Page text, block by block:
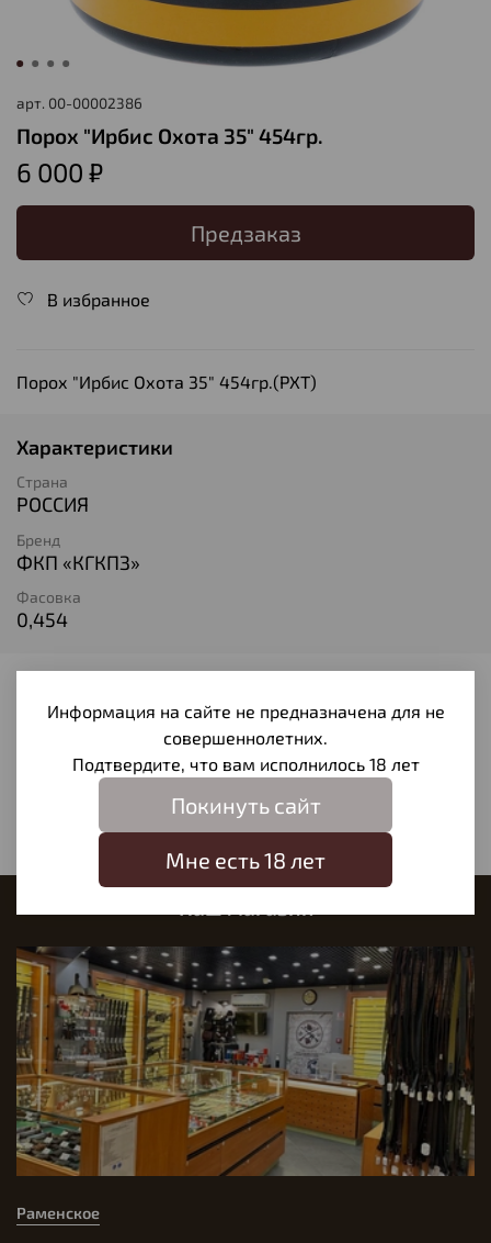
арт. 00-00002386
Порох "Ирбис Охота 35" 454гр.
6 000 ₽
Предзаказ
В избранное
Порох "Ирбис Охота 35" 454гр.(РХТ)
Характеристики
Страна
РОССИЯ
Бренд
ФКП «КГКПЗ»
Фасовка
0,454
Отзывы
Отзывов еще никто не оставлял
Написать отзыв
Раменское
Информация на сайте не предназначена для не
совершеннолетних.
Подтвердите, что вам исполнилось 18 лет
Покинуть сайт
Мне есть 18 лет